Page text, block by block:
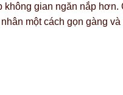
gian ngăn nắp
một cách gọn gàng và